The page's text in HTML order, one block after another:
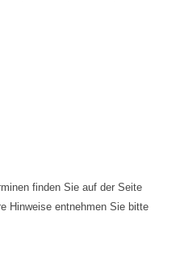
finden Sie auf der Seite
Hinweise entnehmen Sie bitte